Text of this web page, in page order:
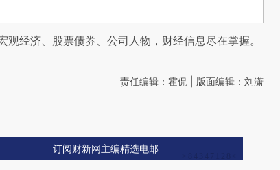
观经济、股票债券、公司人物，财经信息尽在掌握。
责任编辑：霍侃 | 版面编辑：刘潇
订阅财新网主编精选电邮